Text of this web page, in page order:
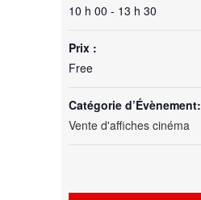
10 h 00 - 13 h 30
Prix :
Free
Catégorie d’Évènement:
Vente d'affiches cinéma